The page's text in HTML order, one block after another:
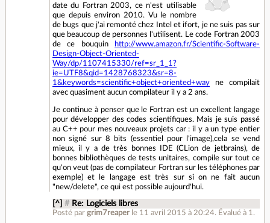
date du Fortran 2003, ce n'est utilisable
que depuis environ 2010. Vu le nombre
de bugs que j'ai remonté chez Intel et ifort, je ne suis pas sur
que beaucoup de personnes l'utilisent. Le code Fortran 2003
de ce bouquin
http://www.amazon.fr/Scientific-Software-
Design-Object-Oriented-
Way/dp/1107415330/ref=sr_1_1?
ie=UTF8&qid=1428768323&sr=8-
1&keywords=scientific+object+oriented+wayne compilait
avec quasiment aucun compilateur il y a 2 ans.
Je continue à penser que le Fortran est un excellent langage
pour développer des codes scientifiques. Mais je suis passé
au C++ pour mes nouveaux projets car : il y a un type entier
non signé sur 8 bits (essentiel pour l'image),cela se vend
mieux, il y a de très bonnes IDE (CLion de jetbrains), de
bonnes bibliothèques de tests unitaires, compile sur tout ce
qu'on veut (pas de compilateur Fortran sur les téléphones par
exemple) et le langage est très sur si on ne fait aucun
"new/delete", ce qui est possible aujourd'hui.
[^] # Re: Logiciels libres
Posté pargrim7reaper le 11 avril 2015 à 20:24. Évalué à 1.